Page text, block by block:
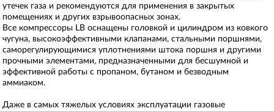
утечек газа и рекомендуются для применения в закрытых
помещениях и других взрывоопасных зонах.
Все компрессоры LB оснащены головкой и цилиндром из ковкого
чугуна, высокоэффективными клапанами, стальными поршнями,
саморегулирующимися уплотнениями штока поршня и другими
прочными элементами, предназначенными для бесшумной и
эффективной работы с пропаном, бутаном и безводным
аммиаком.
Даже в самых тяжелых условиях эксплуатации газовые